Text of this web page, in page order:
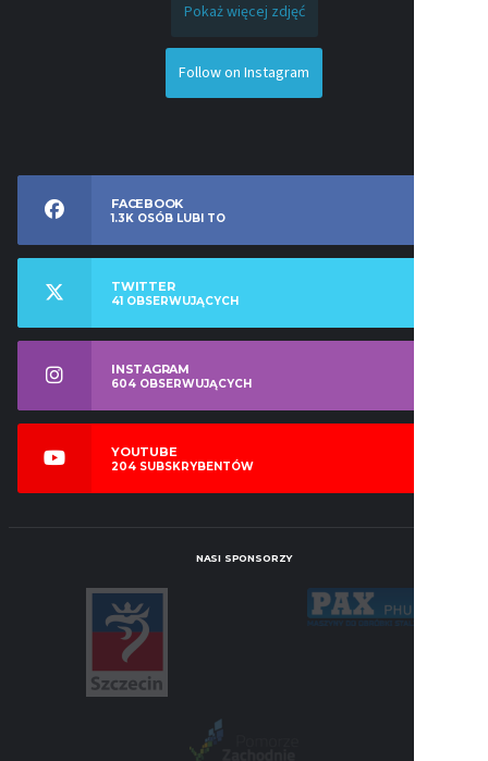
Pokaż więcej zdjęć
Follow on Instagram
FACEBOOK
1.3K OSÓB LUBI TO
TWITTER
41 OBSERWUJĄCYCH
INSTAGRAM
604 OBSERWUJĄCYCH
YOUTUBE
204 SUBSKRYBENTÓW
NASI SPONSORZY